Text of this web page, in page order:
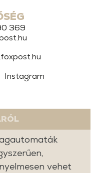
369
Instagram
vehet